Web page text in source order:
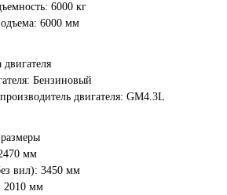
6000 кг
6000 мм
Бензиновый
двигателя: GM4.3L
мм
вил): 3450 мм
мм